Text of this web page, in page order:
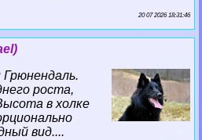
20 07 2026 18:31:46
роста,
в холке
вид....